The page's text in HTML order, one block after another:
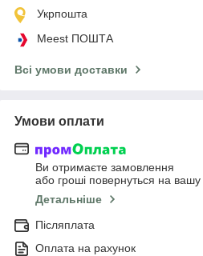
Укрпошта
Meest ПОШТА
Всі умови доставки
Умови оплати
Ви отримаєте замовлення
або гроші повернуться на вашу
Детальніше
Післяплата
Оплата на рахунок